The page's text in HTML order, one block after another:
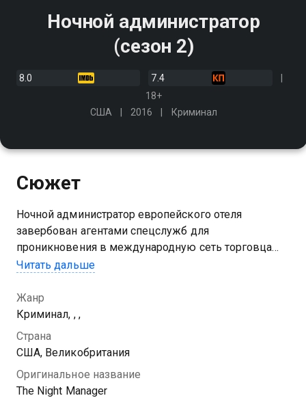
Ночной администратор
(сезон 2)
8.0
7.4
18+
США
2016 Криминал
Сюжет
Ночной администратор европейского отеля
завербован агентами спецслужб для
проникновения в международную сеть торговца
оружием
Посмотреть онлайн 2 сезон сериала Ночной
администратор вы можете совершенно бесплатно в
хорошем HD качестве на Казахтелеком
Читать дальше
Жанр
Криминал, , ,
Страна
США, Великобритания
Оригинальное название
The Night Manager